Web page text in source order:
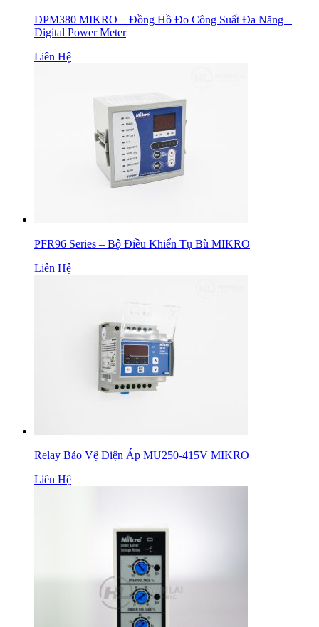
DPM380 MIKRO – Đồng Hồ Đo Công Suất Đa Năng –
Digital Power Meter
Liên Hệ
PFR96 Series – Bộ Điều Khiển Tụ Bù MIKRO
Liên Hệ
Relay Bảo Vệ Điện Áp MU250-415V MIKRO
Liên Hệ